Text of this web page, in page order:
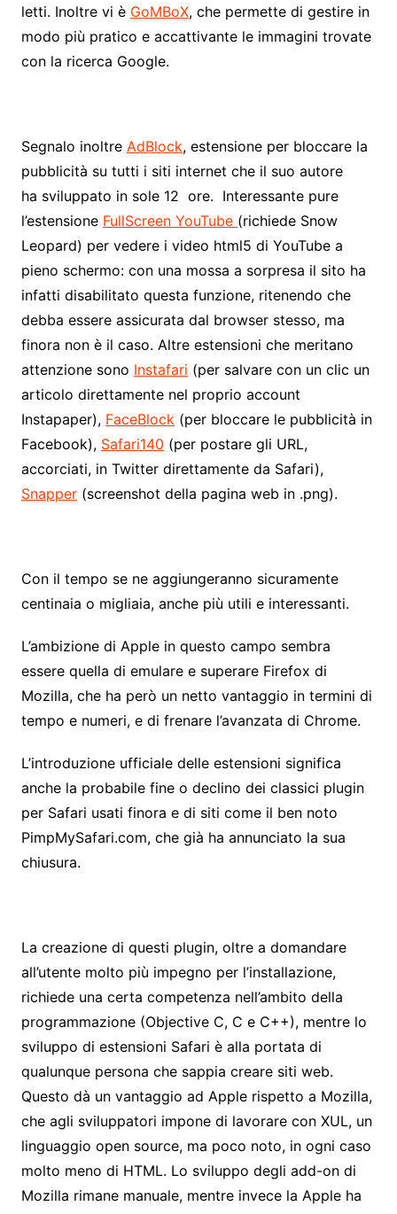
letti. Inoltre vi è GoMBoX, che permette di gestire in
modo più pratico e accattivante le immagini trovate
con la ricerca Google.
Segnalo inoltre AdBlock, estensione per bloccare la
pubblicità su tutti i siti internet che il suo autore
ha sviluppato in sole 12 ore. Interessante pure
l’estensione FullScreen YouTube (richiede Snow
Leopard) per vedere i video html5 di YouTube a
pieno schermo: con una mossa a sorpresa il sito ha
infatti disabilitato questa funzione, ritenendo che
debba essere assicurata dal browser stesso, ma
finora non è il caso. Altre estensioni che meritano
attenzione sono Instafari (per salvare con un clic un
articolo direttamente nel proprio account
Instapaper), FaceBlock (per bloccare le pubblicità in
Facebook), Safari140 (per postare gli URL,
accorciati, in Twitter direttamente da Safari),
Snapper(screenshot della pagina web in .png).
Con il tempo se ne aggiungeranno sicuramente
centinaia o migliaia, anche più utili e interessanti.
L’ambizione di Apple in questo campo sembra
essere quella di emulare e superare Firefox di
Mozilla, che ha però un netto vantaggio in termini di
tempo e numeri, e di frenare l’avanzata di Chrome.
L’introduzione ufficiale delle estensioni significa
anche la probabile fine o declino dei classici plugin
per Safari usati finora e di siti come il ben noto
PimpMySafari.com, che già ha annunciato la sua
chiusura.
La creazione di questi plugin, oltre a domandare
all’utente molto più impegno per l’installazione,
richiede una certa competenza nell’ambito della
programmazione (Objective C, C e C++), mentre lo
sviluppo di estensioni Safari è alla portata di
qualunque persona che sappia creare siti web.
Questo dà un vantaggio ad Apple rispetto a Mozilla,
che agli sviluppatori impone di lavorare con XUL, un
linguaggio open source, ma poco noto, in ogni caso
molto meno di HTML. Lo sviluppo degli add-on di
Mozilla rimane manuale, mentre invece la Apple ha